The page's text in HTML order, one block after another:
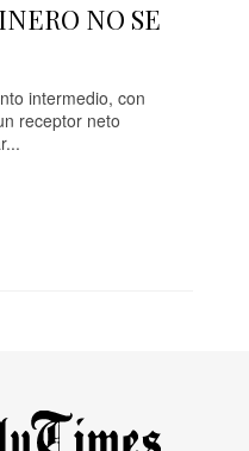
NO SE
intermedio, con
receptor neto